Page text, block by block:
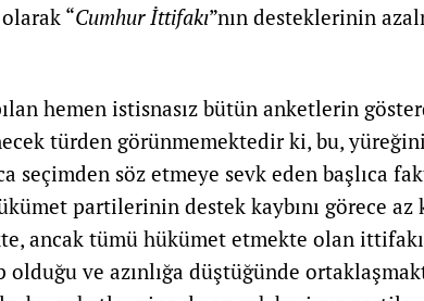
“Cumhur İttifakı”nın desteklerinin
hemen istisnasız bütün anketlerin
türden görünmemektedir ki, bu,
seçimden söz etmeye sevk eden başlıca
partilerinin destek kaybını görece
ancak tümü hükümet etmekte olan
olduğu ve azınlığa düştüğünde